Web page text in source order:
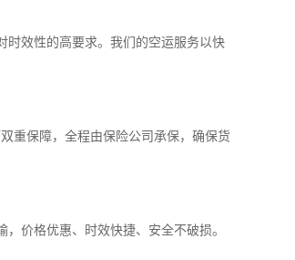
时效性的高要求。我们的空运服务以快
重保障，全程由保险公司承保，确保货
价格优惠、时效快捷、安全不破损。